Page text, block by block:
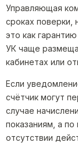
Управляющая
сроках поверки,
это как
УК чаще
кабинетах или
Если
счётчик могут
случае
показаниям, а
отсутствии